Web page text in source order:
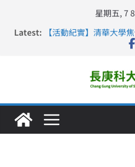
星期五, 7
Latest:
【活動紀實】清華大學
長庚科大連四年穩居《
深化永續醫療 長庚科
長庚科大護理系勇奪
金牌暨雙特別獎 AI智慧